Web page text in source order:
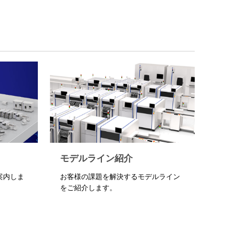
内しま
モデルライン紹介
お客様の課題を解決するモデルライン
をご紹介します。